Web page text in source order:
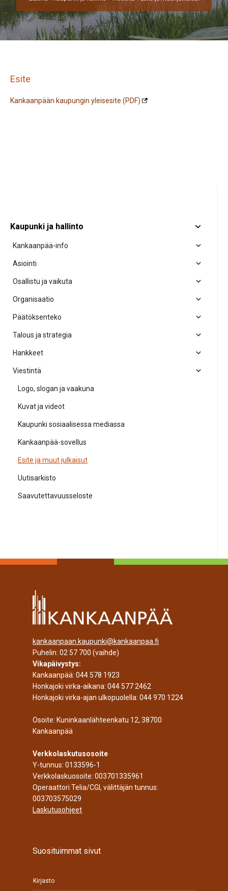
Esite
Kankaanpään kaupungin yleisesite (PDF)
Kaupunki ja hallinto
Kankaanpää-info
Asiointi
Osallistu ja vaikuta
Organisaatio
Päätöksenteko
Talous ja strategia
Hankkeet
Viestintä
Logo, slogan ja vaakuna
Kuvat ja videot
Kaupunki sosiaalisessa mediassa
Kankaanpää-sovellus
Esite ja muut julkaisut
Uutisarkisto
Saavutettavuusseloste
kankaanpaan.kaupunki@kankaanpaa.fi
Puhelin: 02 57 700 (vaihde)
Vikapäivystys:
Kankaanpää: 044 578 1923
Honkajoki virka-aikana: 044 577 2462
Honkajoki virka-ajan ulkopuolella: 044 970 1224
Osoite: Kuninkaanlähteenkatu 12, 38700
Kankaanpää
Verkkolaskutusosoite
Y-tunnus: 0133596-1
Verkkolaskuosoite: 003701335961
Operaattori Telia/CGI, välittäjän tunnus:
003703575029
Laskutusohjeet
Suosituimmat sivut
Kirjasto